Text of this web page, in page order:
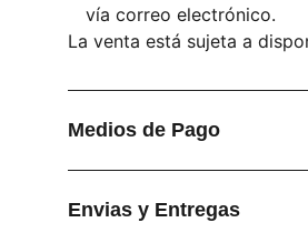
vía correo electrónico.
La venta está sujeta a
Medios de Pago
Envias y Entregas